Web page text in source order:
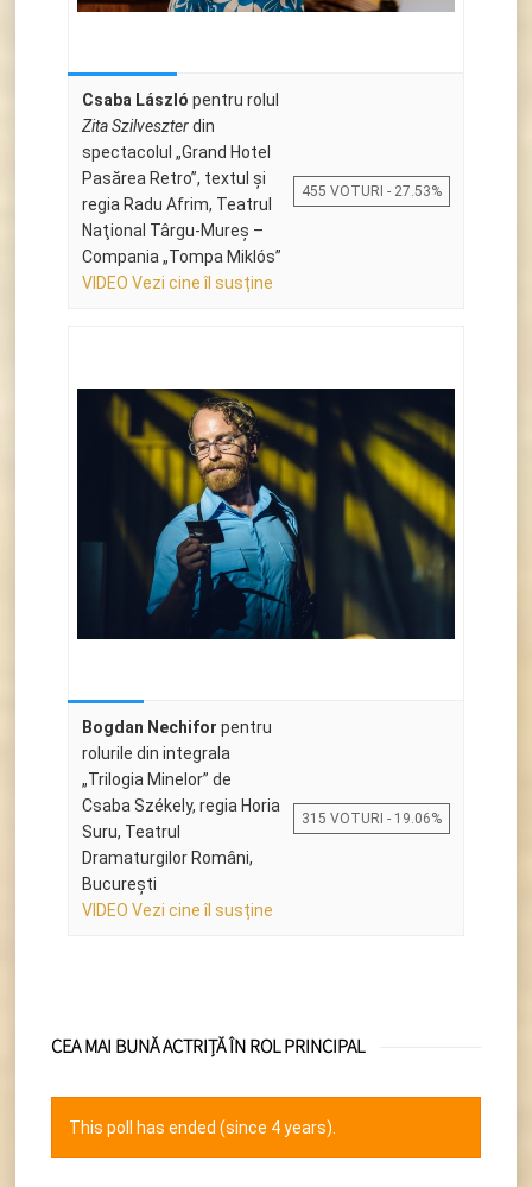
Csaba László pentru rolul
Zita Szilveszterdin
spectacolul „Grand Hotel
Pasărea Retro”, textul și
regia Radu Afrim, Teatrul
Naţional Târgu-Mureş –
Compania „Tompa Miklós”
VIDEO Vezi cine îl susține
455 VOTURI - 27.53%
Bogdan Nechifor pentru
rolurile din integrala
„Trilogia Minelor” de
Csaba Székely, regia Horia
Suru, Teatrul
Dramaturgilor Români,
Bucureşti
VIDEO Vezi cine îl susține
315 VOTURI - 19.06%
CEA MAI BUNĂ ACTRIȚĂ ÎN ROL PRINCIPAL
This poll has ended (since 4 years).